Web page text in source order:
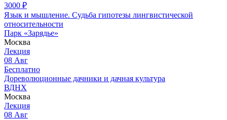
3000 ₽
Язык и мышление. Судьба гипотезы лингвистической
относительности
Парк «Зарядье»
Москва
Лекция
08 Авг
Бесплатно
Дореволюционные дачники и дачная культура
ВДНХ
Москва
Лекция
08 Авг